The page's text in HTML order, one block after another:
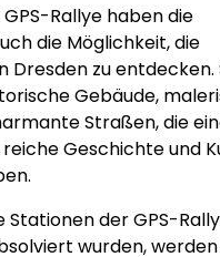
Rallye haben die
die Möglichkeit, die
Dresden zu entdecken.
Gebäude,
Straßen, die
reiche Geschichte und
Stationen der GPS-
wurden,